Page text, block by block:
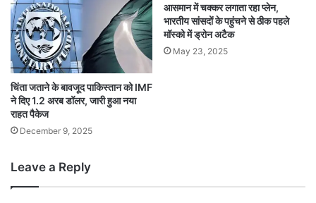
चिंता जताने के बावजूद पाकिस्तान को IMF
ने दिए 1.2 अरब डॉलर, जारी हुआ नया
राहत पैकेज
December 9, 2025
आसमान में चक्कर लगाता रहा प्लेन,
भारतीय सांसदों के पहुंचने से ठीक पहले
मॉस्को में ड्रोन अटैक
May 23, 2025
Leave a Reply